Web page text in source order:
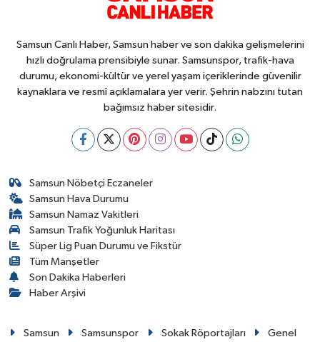
Samsun Canlı Haber, Samsun haber ve son dakika gelişmelerini
hızlı doğrulama prensibiyle sunar. Samsunspor, trafik-hava
durumu, ekonomi-kültür ve yerel yaşam içeriklerinde güvenilir
kaynaklara ve resmî açıklamalara yer verir. Şehrin nabzını tutan
bağımsız haber sitesidir.
Samsun Nöbetçi Eczaneler
Samsun Hava Durumu
Samsun Namaz Vakitleri
Samsun Trafik Yoğunluk Haritası
Süper Lig Puan Durumu ve Fikstür
Tüm Manşetler
Son Dakika Haberleri
Haber Arşivi
Samsun Samsunspor Sokak Röportajları Genel